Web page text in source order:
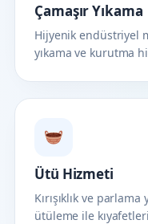
Çamaşır Yıkama
Hijyenik endüstriyel
yıkama ve kurutma
Ütü Hizmeti
Kırışıklık ve
ütüleme ile